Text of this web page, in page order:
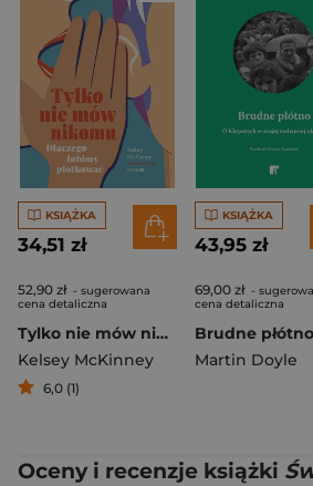
KSIĄŻKA
34,51 zł
52,90 zł - sugerowana
cena detaliczna
Tylko nie mów nikomu. Dlaczego lubimy plotkować
Kelsey McKinney
6,0 (1)
KSIĄŻKA
43,95 zł
69,00 zł -
cena detaliczna
Martin Doyle
Oceny i recenzje książki